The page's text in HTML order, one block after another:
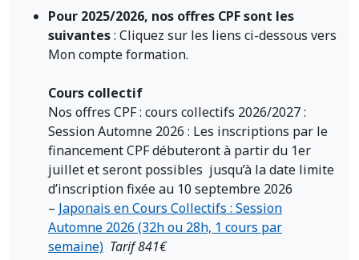
Pour 2025/2026, nos offres CPF sont les
suivantes: Cliquez sur les liens ci-dessous vers
Mon compte formation.
Cours collectif
Nos offres CPF : cours collectifs 2026/2027 :
Session Automne 2026 : Les inscriptions par le
financement CPF débuteront à partir du 1er
juillet et seront possibles jusqu’à la date limite
d’inscription fixée au 10 septembre 2026
– Japonais en Cours Collectifs : Session
Automne 2026 (32h ou 28h, 1 cours par
semaine) Tarif 841€